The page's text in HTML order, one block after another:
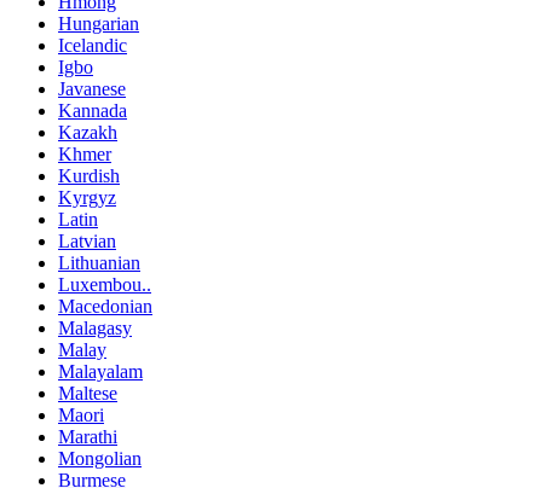
Hungarian
Icelandic
Igbo
Javanese
Kannada
Kazakh
Khmer
Kurdish
Kyrgyz
Latin
Latvian
Lithuanian
Luxembou..
Macedonian
Malagasy
Malay
Malayalam
Maltese
Maori
Marathi
Mongolian
Burmese